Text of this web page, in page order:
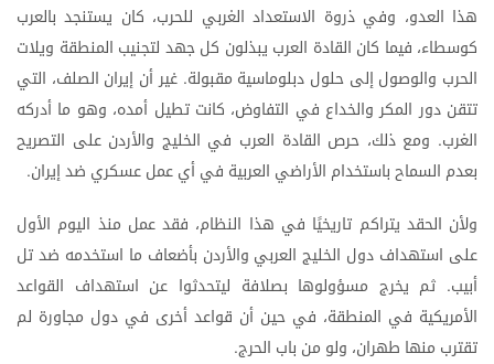
هذا العدو، وفي ذروة الاستعداد الغربي للحرب، كان يستنجد بالعرب
كوسطاء، فيما كان القادة العرب يبذلون كل جهد لتجنيب المنطقة ويلات
الحرب والوصول إلى حلول دبلوماسية مقبولة.غيرأن إيران الصلف، التي
تتقن دور المكر والخداع في التفاوض، كانت تطيل أمده، وهو ما أدركه
الغرب. ومع ذلك، حرص القادة العرب في الخليج والأردن على التصريح
بعدم السماحباستخدام الأراضي العربية فيأيعملعسكري ضدإيران.
ولأن الحقد يتراكم تاريخيًا في هذا النظام، فقد عمل منذ اليوم الأول
على استهداف دول الخليج العربي والأردن بأضعاف ما استخدمه ضدتل
أبيب. ثم يخرج مسؤولوها بصلافة ليتحدثوا عن استهداف القواعد
الأمريكية في المنطقة، في حين أن قواعد أخرى في دول مجاورة لم
تقترب منها طهران، ولو من باب الحرج.